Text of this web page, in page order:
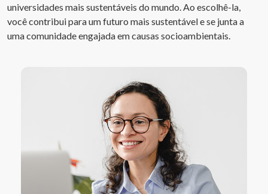
universidades mais sustentáveis do mundo. Ao escolhê-la,
você contribui para um futuro mais sustentável e se junta a
uma comunidade engajada em causas socioambientais.